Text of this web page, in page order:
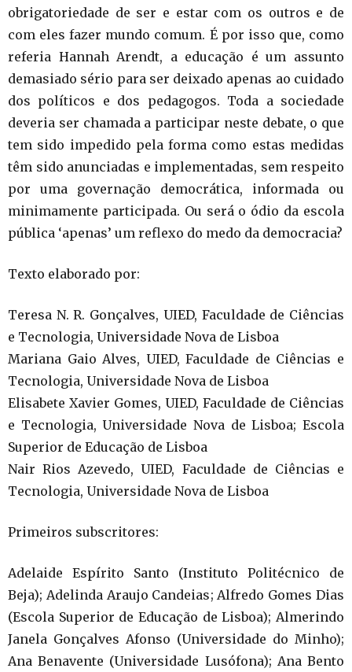
obrigatoriedade de ser e estar com os outros e de
com eles fazer mundo comum. É por isso que, como
referia Hannah Arendt, a educação é um assunto
demasiado sério para ser deixado apenas ao cuidado
dos políticos e dos pedagogos. Toda a sociedade
deveria ser chamada a participar neste debate, o que
tem sido impedido pela forma como estas medidas
têm sido anunciadas e implementadas, sem respeito
por uma governação democrática, informada ou
minimamente participada. Ou será o ódio da escola
pública ‘apenas’ um reflexo do medo da democracia?
Texto elaborado por:
Teresa N. R. Gonçalves, UIED, Faculdade de Ciências
e Tecnologia, Universidade Nova de Lisboa
Mariana Gaio Alves, UIED, Faculdade de Ciências e
Tecnologia, Universidade Nova de Lisboa
Elisabete Xavier Gomes, UIED, Faculdade de Ciências
e Tecnologia, Universidade Nova de Lisboa; Escola
Superior de Educação de Lisboa
Nair Rios Azevedo, UIED, Faculdade de Ciências e
Tecnologia, Universidade Nova de Lisboa
Primeiros subscritores:
Adelaide Espírito Santo (Instituto Politécnico de
Beja); Adelinda Araujo Candeias; Alfredo Gomes Dias
(Escola Superior de Educação de Lisboa); Almerindo
Janela Gonçalves Afonso (Universidade do Minho);
Ana Benavente (Universidade Lusófona); Ana Bento